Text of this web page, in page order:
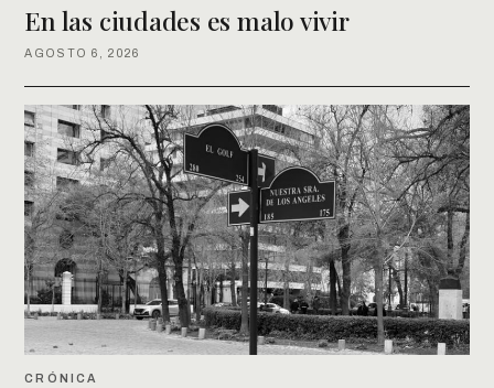
En las ciudades es malo vivir
AGOSTO 6, 2026
CRÓNICA